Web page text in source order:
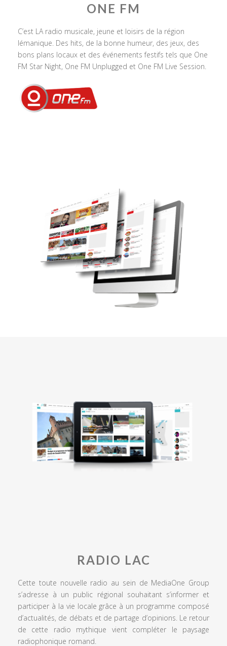
ONE FM
C’est LA radio musicale, jeune et loisirs de la région
lémanique. Des hits, de la bonne humeur, des jeux, des
bons plans locaux et des événements festifs tels que One
FM Star Night, One FM Unplugged et One FM Live Session.
RADIO LAC
Cette toute nouvelle radio au sein de MediaOne Group
s’adresse à un public régional souhaitant s’informer et
participer à la vie locale grâce à un programme composé
d’actualités, de débats et de partage d’opinions. Le retour
de cette radio mythique vient compléter le paysage
radiophonique romand.